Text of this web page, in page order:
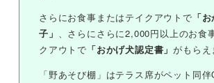
さらにお食事またはテイクアウトで 「
子」 、さらにさらに2,000円以上のお食
クアウトで 「おかげ犬認定書」がもら
「野あそび棚」はテラス席がペット同伴